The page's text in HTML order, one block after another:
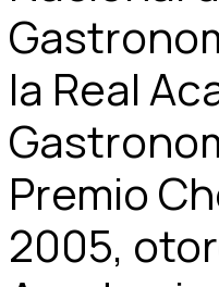
la Real
Premio
2005,